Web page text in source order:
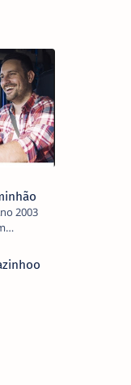
2003